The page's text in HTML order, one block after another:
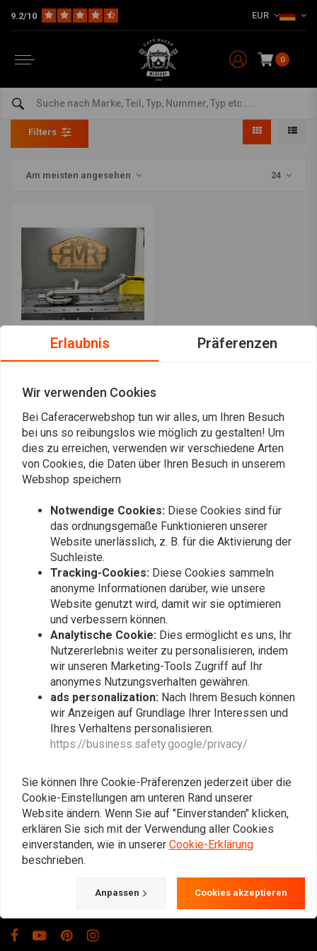
9.2/10 EUR
0
Auspuff
Home Modellspezifisch Kawasaki Auspuff
Filters
Am meisten angesehen 24
RAW METAL RACERS
Vulcan VN800 '95 -04
Auspuff
Am meisten angesehen 24
Immer auf dem Laufenden bleiben?
Abonnieren
Der Treffpunkt für Cafe Racer, Flat Tracker,
Natürlich bieten wir auch Ausrüstung und
Kleidung an!
Gotenburgweg 46a, 9723 TM Groningen (The Netherlands)
info@caferacerwebshop.com
Erlaubnis Präferenzen
Wir verwenden Cookies
Bei Caferacerwebshop tun wir alles, um Ihren Besuch
bei uns so reibungslos wie möglich zu gestalten! Um
dies zu erreichen, verwenden wir verschiedene Arten
von Cookies, die Daten über Ihren Besuch in unserem
Webshop speichern
Notwendige Cookies: Diese Cookies sind für
das ordnungsgemäße Funktionieren unserer
Website unerlässlich, z. B. für die Aktivierung der
Suchleiste.
Tracking-Cookies: Diese Cookies sammeln
anonyme Informationen darüber, wie unsere
Website genutzt wird, damit wir sie optimieren
und verbessern können.
Analytische Cookie: Dies ermöglicht es uns, Ihr
Nutzererlebnis weiter zu personalisieren, indem
wir unseren Marketing-Tools Zugriff auf Ihr
anonymes Nutzungsverhalten gewähren.
ads personalization: Nach Ihrem Besuch können
wir Anzeigen auf Grundlage Ihrer Interessen und
Ihres Verhaltens personalisieren.
https://business.safety.google/privacy/
Sie können Ihre Cookie-Präferenzen jederzeit über die
Cookie-Einstellungen am unteren Rand unserer
Website ändern. Wenn Sie auf "Einverstanden" klicken,
erklären Sie sich mit der Verwendung aller Cookies
einverstanden, wie in unserer Cookie-Erklärung
beschrieben.
Anpassen Cookies akzeptieren